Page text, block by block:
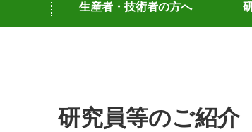
生産者・技術者の方へ
土地利用型作物
野菜
果樹・花き
加工・流通
経営･現地情報
環境病害虫
畜産
森林林業
水産
基幹種雄牛の紹介 研
シ
産
知
知
研
研
公
研究員等のご紹介